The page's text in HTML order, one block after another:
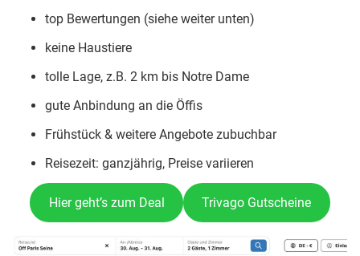
top Bewertungen (siehe weiter unten)
keine Haustiere
tolle Lage, z.B. 2 km bis Notre Dame
gute Anbindung an die Öffis
Frühstück & weitere Angebote zubuchbar
Reisezeit: ganzjährig, Preise variieren
Hier geht’s zum Deal Trivago Gutscheine